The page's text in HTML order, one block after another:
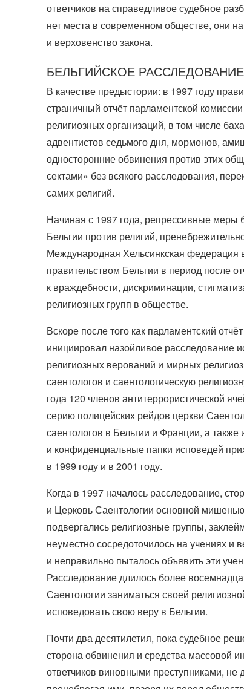
ответчиков на справедливое судебное
нет места в современном обществе, они
и верховенство закона.
БЕЛЬГИЙСКОЕ РАССЛЕДОВАНИЕ
В качестве предыстории: в 1997 году
страничный отчёт парламентской
религиозных организаций, в том числе
адвентистов седьмого дня, мормонов,
односторонние обвинения против этих
сектами» без всякого расследования,
самих религий.
Начиная с 1997 года, репрессивные меры
Бельгии против религий,
Международная Хельсинкская федерация
правительством Бельгии в период после
к враждебности, дискриминации,
религиозных групп в обществе.
Вскоре после того как парламентский
инициировал назойливое расследование
религиозных верований и мирных
саентологов и саентологическую
года 120 членов антитеррористической
серию полицейских рейдов церкви
саентологов в Бельгии и Франции, а
и конфиденциальные папки исповедей
в 1999 году и в 2001 году.
Когда в 1997 началось расследование,
и Церковь Саентологии основной
подвергались религиозные группы,
неуместно сосредоточилось на учениях и
и неправильно пыталось объявить эти
Расследование длилось более
Саентологии заниматься своей
исповедовать свою веру в Бельгии.
Почти два десятилетия, пока судебное
сторона обвинения и средства массовой
ответчиков виновными преступниками, не